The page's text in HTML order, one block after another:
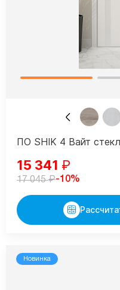
ПО SHIK 4 Вайт
15 341 ₽
17 045₽-10%
Новинка